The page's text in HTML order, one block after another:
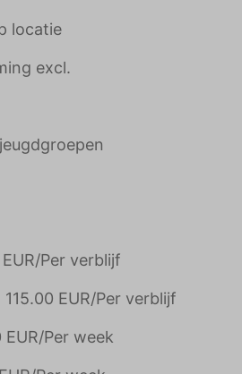
locatie
excl.
Per verblijf
EUR/Per verblijf
Per week